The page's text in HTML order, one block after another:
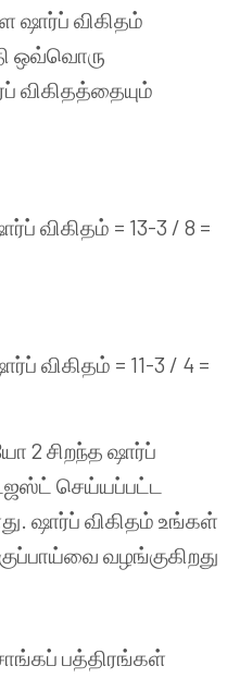
ஷார்ப் விகிதம்
ஒவ்வொரு
விகிதத்தையும்
விகிதம் = 13-3 / 8 =
விகிதம் = 11-3 / 4 =
2 சிறந்த ஷார்ப்
செய்யப்பட்ட
. ஷார்ப் விகிதம் உங்கள்
வழங்குகிறது
பத்திரங்கள்